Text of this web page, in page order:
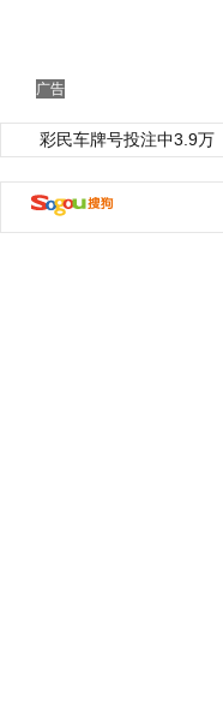
广告
彩民车牌号投注中3.9万